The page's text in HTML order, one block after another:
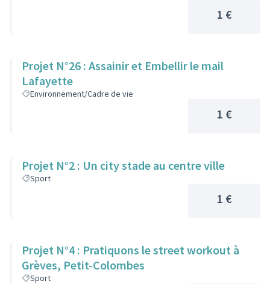
1 €
Projet N°26 : Assainir et Embellir le mail
Lafayette
Environnement/Cadre de vie
1 €
Projet N°2 : Un city stade au centre ville
Sport
1 €
Projet N°4 : Pratiquons le street workout à
Grèves, Petit-Colombes
Sport